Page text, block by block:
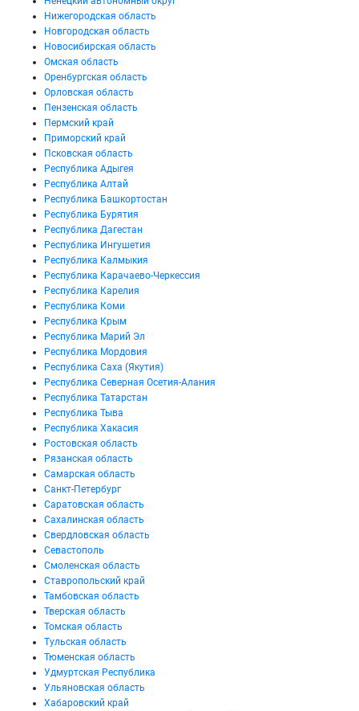
Нижегородская область
Новгородская область
Новосибирская область
Омская область
Оренбургская область
Орловская область
Пензенская область
Пермский край
Приморский край
Псковская область
Республика Адыгея
Республика Алтай
Республика Башкортостан
Республика Бурятия
Республика Дагестан
Республика Ингушетия
Республика Калмыкия
Республика Карачаево-Черкессия
Республика Карелия
Республика Коми
Республика Крым
Республика Марий Эл
Республика Мордовия
Республика Саха (Якутия)
Республика Северная Осетия-Алания
Республика Татарстан
Республика Тыва
Республика Хакасия
Ростовская область
Рязанская область
Самарская область
Санкт-Петербург
Саратовская область
Сахалинская область
Свердловская область
Севастополь
Смоленская область
Ставропольский край
Тамбовская область
Тверская область
Томская область
Тульская область
Тюменская область
Удмуртская Республика
Ульяновская область
Хабаровский край